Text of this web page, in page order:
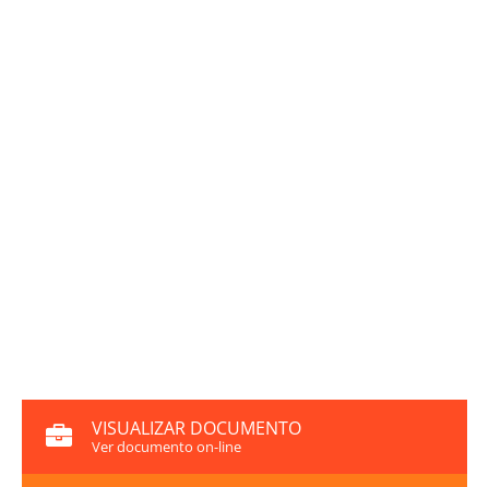
VISUALIZAR DOCUMENTO
Ver documento on-line